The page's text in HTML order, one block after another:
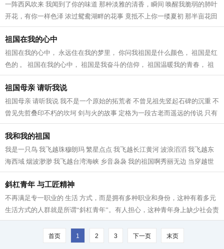
一阵西风吹来 我闻到了你的味道 那种淡雅的清香，瞬间 唤醒我脆弱的肺叶
开花，有你一样色泽 浓过鸳鸯湖畔的花事 竟抵不上你一缕夏初 那半亩花田
谁荒芜了我半生钟爱 剪过燕尾，...
祖国在我的心中
祖国在我的心中， 永远住在我的梦里， 你问我祖国是什么颜色， 祖国是红
色的 。 祖国在我的心中， 祖国是我奋斗的信仰， 祖国温暖我的青春， 祖
国是博爱的太阳。 祖国在我的心中...
祖国母亲 请听我说
祖国母亲 请听我说 我不是一个原始的拓荒者 不曾见祖先竖起石碑的沉重 不
曾见先哲叠印不朽的坎坷 剑与火的故事 定格为一段古老而遥远的传说 只有
那页页泛黄的书籍 仍在张扬生命...
我和我的祖国
我是一只鸟 我飞越珠穆朗玛 繁星点点 我飞越长江黄河 波浪滔滔 我飞越东
海西域 烟波渺渺 我飞越台湾海峡 乡音袅袅 我的祖国啊秀丽无边 当穿越世
界屋脊青藏铁路 雪域光芒照在巨龙...
斜杠青年 与工匠精神
不再满足专一职业的 生活 方式，而是拥有多种职业和身份，这种有着多元
生活方式的人群就是所谓“斜杠青年”。有人担心，这种青年身上缺少社会责
任感，更失掉我们大力提倡的工...
首页 1 2 3 下一页 末页